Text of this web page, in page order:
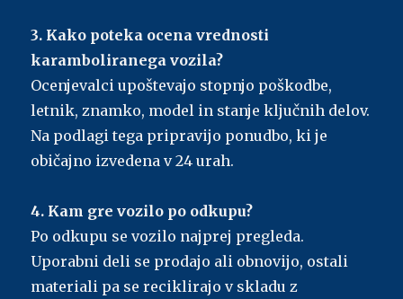
3. Kako poteka ocena vrednosti
karamboliranega vozila?
Ocenjevalci upoštevajo stopnjo poškodbe,
letnik, znamko, model in stanje ključnih delov.
Na podlagi tega pripravijo ponudbo, ki je
običajno izvedena v 24 urah.
4. Kam gre vozilo po odkupu?
Po odkupu se vozilo najprej pregleda.
Uporabni deli se prodajo ali obnovijo, ostali
materiali pa se reciklirajo v skladu z